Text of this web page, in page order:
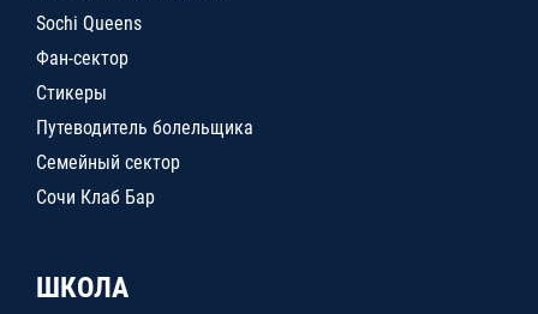
Sochi Queens
Фан-сектор
Стикеры
Путеводитель болельщика
Семейный сектор
Сочи Клаб Бар
ШКОЛА